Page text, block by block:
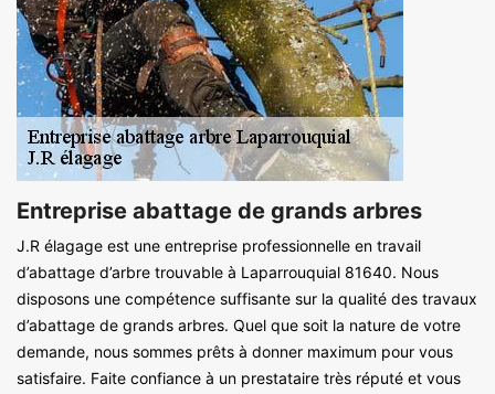
Entreprise abattage de grands arbres
J.R élagage est une entreprise professionnelle en travail
d’abattage d’arbre trouvable à Laparrouquial 81640. Nous
disposons une compétence suffisante sur la qualité des travaux
d’abattage de grands arbres. Quel que soit la nature de votre
demande, nous sommes prêts à donner maximum pour vous
satisfaire. Faite confiance à un prestataire très réputé et vous